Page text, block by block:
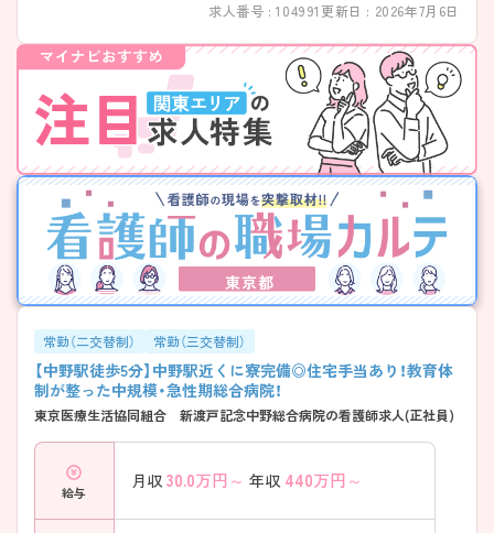
求人番号 : 104991 更新日 : 2026年7月6日
東京都
常勤（二交替制） 常勤（三交替制）
【中野駅徒歩5分】中野駅近くに寮完備◎住宅手当あり！教育体
制が整った中規模・急性期総合病院！
東京医療生活協同組合 新渡戸記念中野総合病院の看護師求人(正社員)
給与
月収 30.0万円～ 年収 440万円～